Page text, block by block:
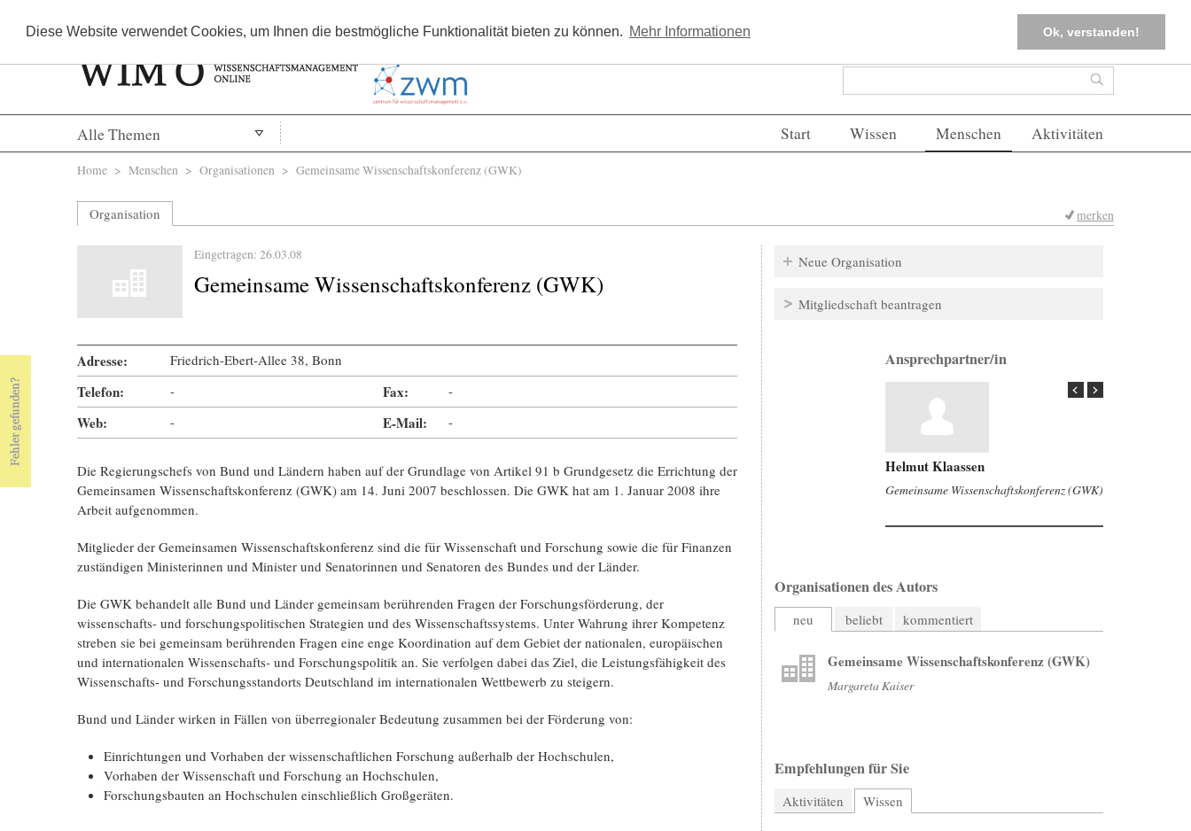
Diese Website verwendet Cookies, um Ihnen die bestmögliche Funktionalität bieten zu können. Mehr Informationen Ok, verstanden!
Kostenlos registrieren FAQs Einloggen
Suchformular Suche
Alle Themen Start Wissen Menschen Aktivitäten
Sie sind hier
Home > Menschen > Organisationen > Gemeinsame Wissenschaftskonferenz (GWK)
Organisation merken
Eingetragen: 26.03.08
Gemeinsame Wissenschaftskonferenz (GWK)
Adresse: Friedrich-Ebert-Allee 38, Bonn
Telefon: - Fax: -
Web: - E-Mail: -
Die Regierungschefs von Bund und Ländern haben auf der Grundlage von Artikel 91 b Grundgesetz die Errichtung der
Gemeinsamen Wissenschaftskonferenz (GWK) am 14. Juni 2007 beschlossen. Die GWK hat am 1. Januar 2008 ihre
Arbeit aufgenommen.
Mitglieder der Gemeinsamen Wissenschaftskonferenz sind die für Wissenschaft und Forschung sowie die für Finanzen
zuständigen Ministerinnen und Minister und Senatorinnen und Senatoren des Bundes und der Länder.
Die GWK behandelt alle Bund und Länder gemeinsam berührenden Fragen der Forschungsförderung, der
wissenschafts- und forschungspolitischen Strategien und des Wissenschaftssystems. Unter Wahrung ihrer Kompetenz
streben sie bei gemeinsam berührenden Fragen eine enge Koordination auf dem Gebiet der nationalen, europäischen
und internationalen Wissenschafts- und Forschungspolitik an. Sie verfolgen dabei das Ziel, die Leistungsfähigkeit des
Wissenschafts- und Forschungsstandorts Deutschland im internationalen Wettbewerb zu steigern.
Bund und Länder wirken in Fällen von überregionaler Bedeutung zusammen bei der Förderung von:
Einrichtungen und Vorhaben der wissenschaftlichen Forschung außerhalb der Hochschulen,
Vorhaben der Wissenschaft und Forschung an Hochschulen,
Forschungsbauten an Hochschulen einschließlich Großgeräten.
Neue Organisation
Mitgliedschaft beantragen
Ansprechpartner/in
Helmut Klaassen
Gemeinsame Wissenschaftskonferenz (GWK)
Organisationen des Autors
neu beliebt kommentiert
Gemeinsame Wissenschaftskonferenz (GWK)
Margareta Kaiser
Empfehlungen für Sie
Aktivitäten Wissen